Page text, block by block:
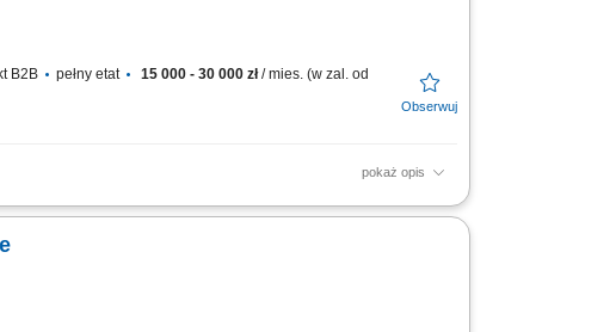
B2B pełny etat 15 000 - 30 000 zł/ mies. (w zal. od
pokaż opis
pozyskiwanie klientów biznesowych i budowanie